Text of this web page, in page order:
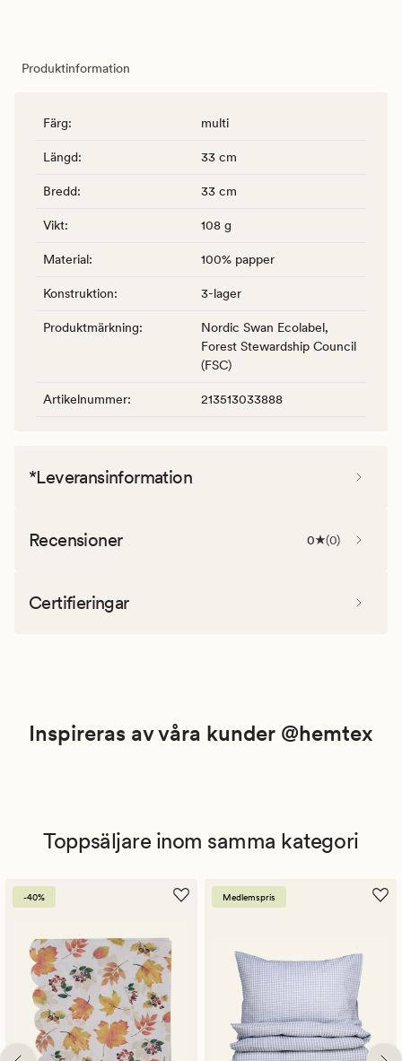
Produktinformation
Färg: multi
Längd: 33 cm
Bredd: 33 cm
Vikt: 108 g
Material: 100% papper
Konstruktion: 3-lager
Produktmärkning:
Nordic Swan Ecolabel,
Forest Stewardship Council
(FSC)
Artikelnummer: 213513033888
*Leveransinformation
Recensioner 0 (0)
Certifieringar
Inspireras av våra kunder @hemtex
Toppsäljare inom samma kategori
-40% Medlemspris